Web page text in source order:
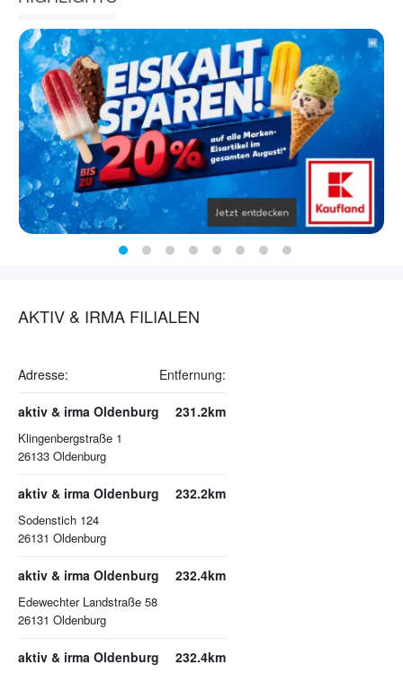
AKTIV & IRMA FILIALEN
Adresse: Entfernung:
aktiv & irma Oldenburg
Klingenbergstraße 1
26133 Oldenburg
231.2km
aktiv & irma Oldenburg
Sodenstich 124
26131 Oldenburg
232.2km
aktiv & irma Oldenburg
Edewechter Landstraße 58
26131 Oldenburg
232.4km
aktiv & irma Oldenburg 232.4km